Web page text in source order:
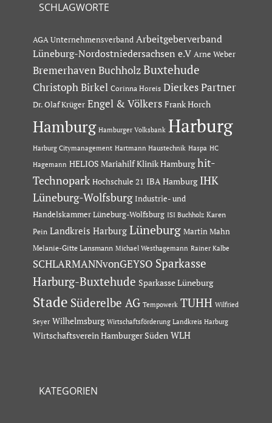
SCHLAGWORTE
AGA Unternehmensverband Arbeitgeberverband
Lüneburg-Nordostniedersachsen e.V Arne Weber
Bremerhaven Buchholz Buxtehude
Christoph Birkel Corinna Horeis Dierkes Partner
Dr. Olaf Krüger Engel & Völkers Frank Horch
Hamburg Hamburger Volksbank Harburg
Harburg Citymanagement Hartmann Haustechnik Haspa HC
Hagemann HELIOS Mariahilf Klinik Hamburg hit-
Technopark Hochschule 21 IBA Hamburg IHK
Lüneburg-Wolfsburg Industrie- und
Handelskammer Lüneburg-Wolfsburg ISI Buchholz Karen
Pein Landkreis Harburg Lüneburg Martin Mahn
Melanie-Gitte Lansmann Michael Westhagemann Rainer Kalbe
SCHLARMANNvonGEYSO Sparkasse
Harburg-Buxtehude Sparkasse Lüneburg
Stade Süderelbe AG Tempowerk TUHH Wilfried
Seyer Wilhelmsburg Wirtschaftsförderung Landkreis Harburg
Wirtschaftsverein Hamburger Süden WLH
KATEGORIEN